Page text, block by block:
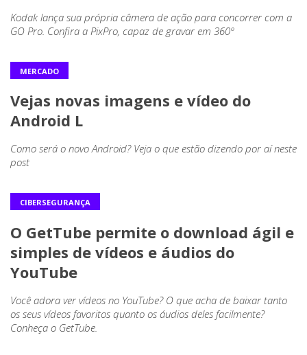
Kodak lança sua própria câmera de ação para concorrer com a
GO Pro. Confira a PixPro, capaz de gravar em 360º
MERCADO
Vejas novas imagens e vídeo do
Android L
Como será o novo Android? Veja o que estão dizendo por aí neste
post
CIBERSEGURANÇA
O GetTube permite o download ágil e
simples de vídeos e áudios do
YouTube
Você adora ver vídeos no YouTube? O que acha de baixar tanto
os seus vídeos favoritos quanto os áudios deles facilmente?
Conheça o GetTube.